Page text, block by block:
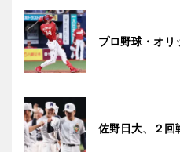
プロ野球・オ
佐野日大、２